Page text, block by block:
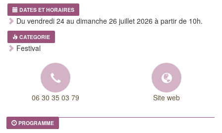
DATES ET HORAIRES
Du vendredi 24 au dimanche 26 juillet 2026 à partir de 10h.
CATEGORIE
Festival
06 30 35 03 79 Site web
PROGRAMME